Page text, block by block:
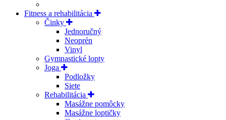
Fitness a rehabilitácia
Činky
Jednoručný
Neoprén
Vinyl
Gymnastické lopty
Joga
Podložky
Siete
Rehabilitácia
Masážne pomôcky
Masážne loptičky